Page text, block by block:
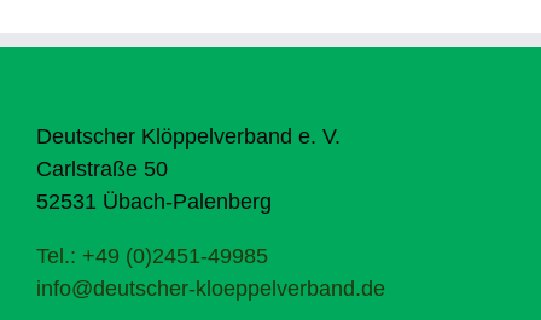
Deutscher Klöppelverband e. V.
Carlstraße 50
52531 Übach-Palenberg
Tel.: +49 (0)2451-49985
info@deutscher-kloeppelverband.de